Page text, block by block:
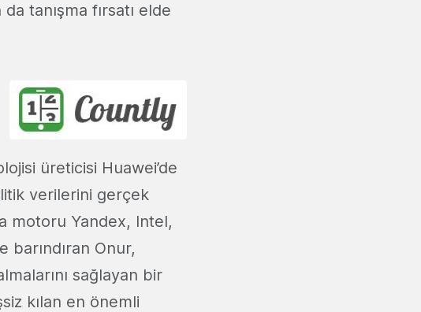
tanışma fırsatı elde
üreticisi Huawei’de
verilerini gerçek
motoru Yandex, Intel,
Onur,
sağlayan bir
kılan en önemli